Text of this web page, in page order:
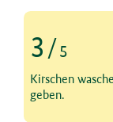
3 / 5
Schritt 3 von 5
Kirschen
geben.